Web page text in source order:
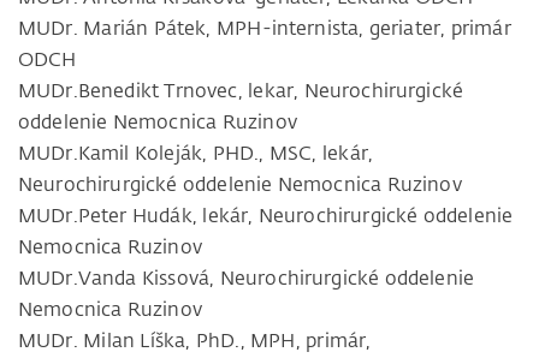
MUDr. Marián Pátek, MPH-internista, geriater, primár
ODCH
MUDr.Benedikt Trnovec, lekar, Neurochirurgické
oddelenie Nemocnica Ruzinov
MUDr.Kamil Koleják, PHD., MSC, lekár,
Neurochirurgické oddelenie Nemocnica Ruzinov
MUDr.Peter Hudák, lekár, Neurochirurgické oddelenie
Nemocnica Ruzinov
MUDr.Vanda Kissová, Neurochirurgické oddelenie
Nemocnica Ruzinov
MUDr. Milan Líška, PhD., MPH, primár,